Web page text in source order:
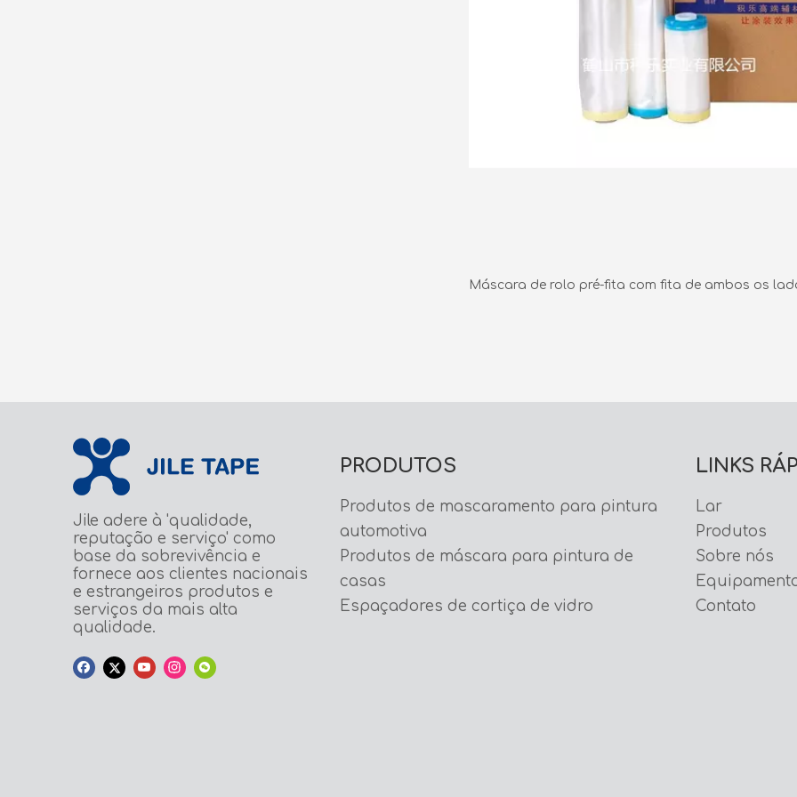
Máscara de rolo pré-fita com fita de ambos os
Jile adere à 'qualidade,
reputação e serviço' como
base da sobrevivência e
fornece aos clientes nacionais
e estrangeiros produtos e
serviços da mais alta
qualidade.
PRODUTOS
Produtos de mascaramento para pintura
automotiva
Produtos de máscara para pintura de
casas
Espaçadores de cortiça de vidro
LINKS
Lar
Produtos
Sobre nós
Contato